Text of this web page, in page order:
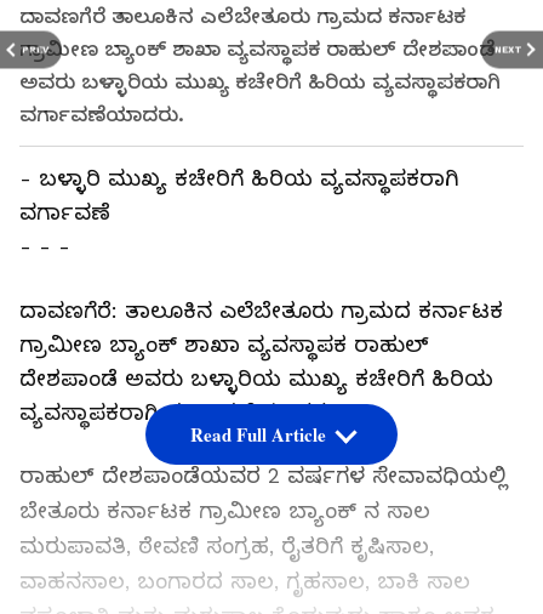
PREV NEXT
ದಾವಣಗೆರೆ ತಾಲೂಕಿನ ಎಲೆಬೇತೂರು ಗ್ರಾಮದ ಕರ್ನಾಟಕ
ಗ್ರಾಮೀಣ ಬ್ಯಾಂಕ್‌ ಶಾಖಾ ವ್ಯವಸ್ಥಾಪಕ ರಾಹುಲ್ ದೇಶಪಾಂಡೆ
ಅವರು ಬಳ್ಳಾರಿಯ ಮುಖ್ಯ ಕಚೇರಿಗೆ ಹಿರಿಯ ವ್ಯವಸ್ಥಾಪಕರಾಗಿ
ವರ್ಗಾವಣೆಯಾದರು.
- ಬಳ್ಳಾರಿ ಮುಖ್ಯ ಕಚೇರಿಗೆ ಹಿರಿಯ ವ್ಯವಸ್ಥಾಪಕರಾಗಿ
ವರ್ಗಾವಣೆ
- - -
ದಾವಣಗೆರೆ: ತಾಲೂಕಿನ ಎಲೆಬೇತೂರು ಗ್ರಾಮದ ಕರ್ನಾಟಕ
ಗ್ರಾಮೀಣ ಬ್ಯಾಂಕ್‌ ಶಾಖಾ ವ್ಯವಸ್ಥಾಪಕ ರಾಹುಲ್
ದೇಶಪಾಂಡೆ ಅವರು ಬಳ್ಳಾರಿಯ ಮುಖ್ಯ ಕಚೇರಿಗೆ ಹಿರಿಯ
ವ್ಯವಸ್ಥಾಪಕರಾಗಿ ವರ್ಗಾವಣೆಯಾದರು.
ರಾಹುಲ್ ದೇಶಪಾಂಡೆಯವರ 2 ವರ್ಷಗಳ ಸೇವಾವಧಿಯಲ್ಲಿ
ಬೇತೂರು ಕರ್ನಾಟಕ ಗ್ರಾಮೀಣ ಬ್ಯಾಂಕ್ ನ ಸಾಲ
ಮರುಪಾವತಿ, ಠೇವಣಿ ಸಂಗ್ರಹ, ರೈತರಿಗೆ ಕೃಷಿಸಾಲ,
ವಾಹನಸಾಲ, ಬಂಗಾರದ ಸಾಲ, ಗೃಹಸಾಲ, ಬಾಕಿ ಸಾಲ
Read Full Article